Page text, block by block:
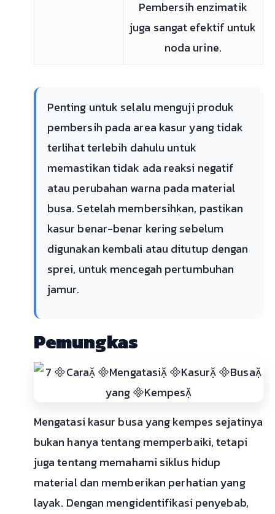
Pembersih enzimatik
juga sangat efektif untuk
noda urine.
Penting untuk selalu menguji produk
pembersih pada area kasur yang tidak
terlihat terlebih dahulu untuk
memastikan tidak ada reaksi negatif
atau perubahan warna pada material
busa. Setelah membersihkan, pastikan
kasur benar-benar kering sebelum
digunakan kembali atau ditutup dengan
sprei, untuk mencegah pertumbuhan
jamur.
Pemungkas
Mengatasi kasur busa yang kempes sejatinya
bukan hanya tentang memperbaiki, tetapi
juga tentang memahami siklus hidup
material dan memberikan perhatian yang
layak. Dengan mengidentifikasi penyebab,